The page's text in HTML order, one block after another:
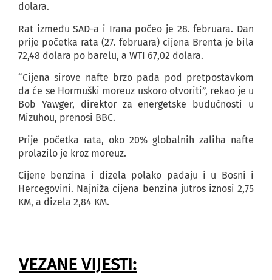
dolara.
Rat između SAD-a i Irana počeo je 28. februara. Dan
prije početka rata (27. februara) cijena Brenta je bila
72,48 dolara po barelu, a WTI 67,02 dolara.
“Cijena sirove nafte brzo pada pod pretpostavkom
da će se Hormuški moreuz uskoro otvoriti”, rekao je u
Bob Yawger, direktor za energetske budućnosti u
Mizuhou, prenosi BBC.
Prije početka rata, oko 20% globalnih zaliha nafte
prolazilo je kroz moreuz.
Cijene benzina i dizela polako padaju i u Bosni i
Hercegovini. Najniža cijena benzina jutros iznosi 2,75
KM, a dizela 2,84 KM.
VEZANE VIJESTI: